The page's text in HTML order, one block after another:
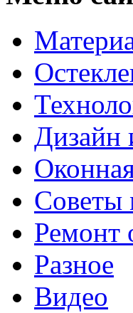
Дизайн
Советы
Ремонт
Разное
Видео